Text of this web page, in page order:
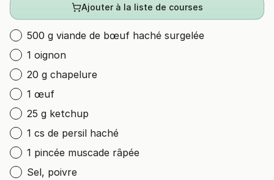
Ajouter à la liste de courses
500 g viande de bœuf haché surgelée
1 oignon
20 g chapelure
1 œuf
25 g ketchup
1 cs de persil haché
1 pincée muscade râpée
Sel, poivre